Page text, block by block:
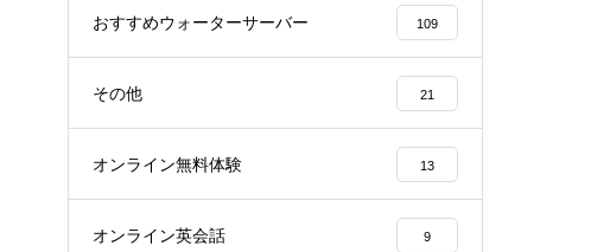
おすすめウォーターサーバー 109
その他 21
オンライン無料体験 13
オンライン英会話 9